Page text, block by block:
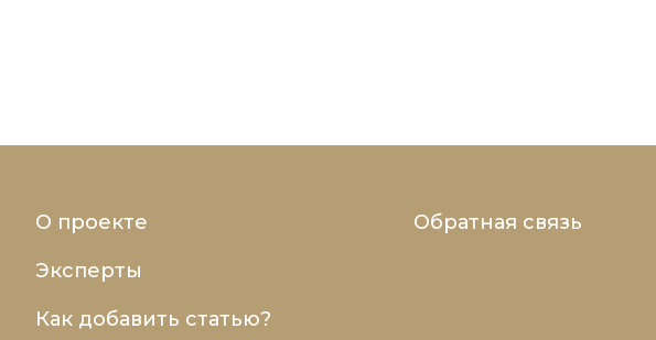
О проекте
Эксперты
Как добавить статью?
Обратная связь